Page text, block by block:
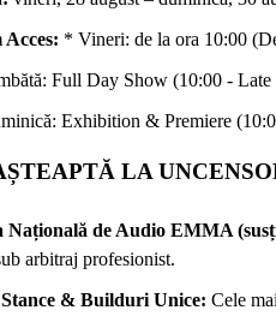
* Vineri: de la ora 10:00
Full Day Show (10:00 -
Exhibition & Premiere
LA
Națională de Audio EMMA
arbitraj profesionist.
& Builduri Unice: Cele